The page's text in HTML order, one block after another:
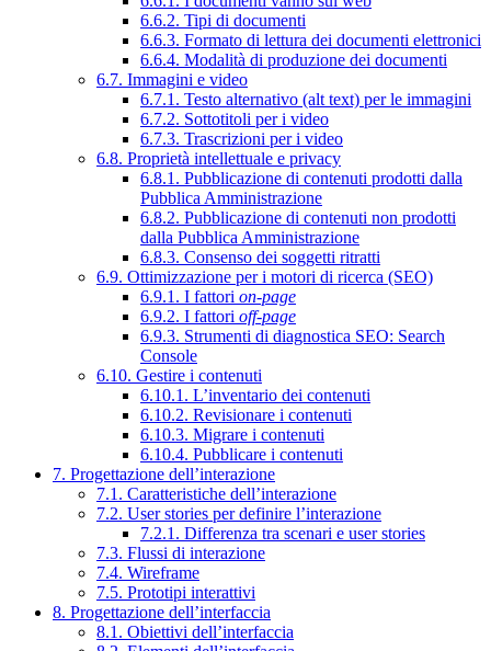
6.6.2. Tipi di documenti
6.6.3. Formato di lettura dei documenti elettronici
6.6.4. Modalità di produzione dei documenti
6.7. Immagini e video
6.7.1. Testo alternativo (alt text) per le immagini
6.7.2. Sottotitoli per i video
6.7.3. Trascrizioni per i video
6.8. Proprietà intellettuale e privacy
6.8.1. Pubblicazione di contenuti prodotti dalla
Pubblica Amministrazione
6.8.2. Pubblicazione di contenuti non prodotti
dalla Pubblica Amministrazione
6.8.3. Consenso dei soggetti ritratti
6.9. Ottimizzazione per i motori di ricerca (SEO)
6.9.1. I fattori on-page
6.9.2. I fattori off-page
6.9.3. Strumenti di diagnostica SEO: Search
Console
6.10. Gestire i contenuti
6.10.1. L’inventario dei contenuti
6.10.2. Revisionare i contenuti
6.10.3. Migrare i contenuti
6.10.4. Pubblicare i contenuti
7. Progettazione dell’interazione
7.1. Caratteristiche dell’interazione
7.2. User stories per definire l’interazione
7.2.1. Differenza tra scenari e user stories
7.3. Flussi di interazione
7.4. Wireframe
7.5. Prototipi interattivi
8. Progettazione dell’interfaccia
8.1. Obiettivi dell’interfaccia